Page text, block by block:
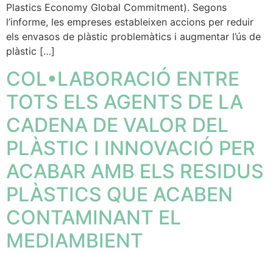
Plastics Economy Global Commitment). Segons
l’informe, les empreses estableixen accions per reduir
els envasos de plàstic problemàtics i augmentar l’ús de
plàstic […]
COL•LABORACIÓ ENTRE
TOTS ELS AGENTS DE LA
CADENA DE VALOR DEL
PLÀSTIC I INNOVACIÓ PER
ACABAR AMB ELS RESIDUS
PLÀSTICS QUE ACABEN
CONTAMINANT EL
MEDIAMBIENT